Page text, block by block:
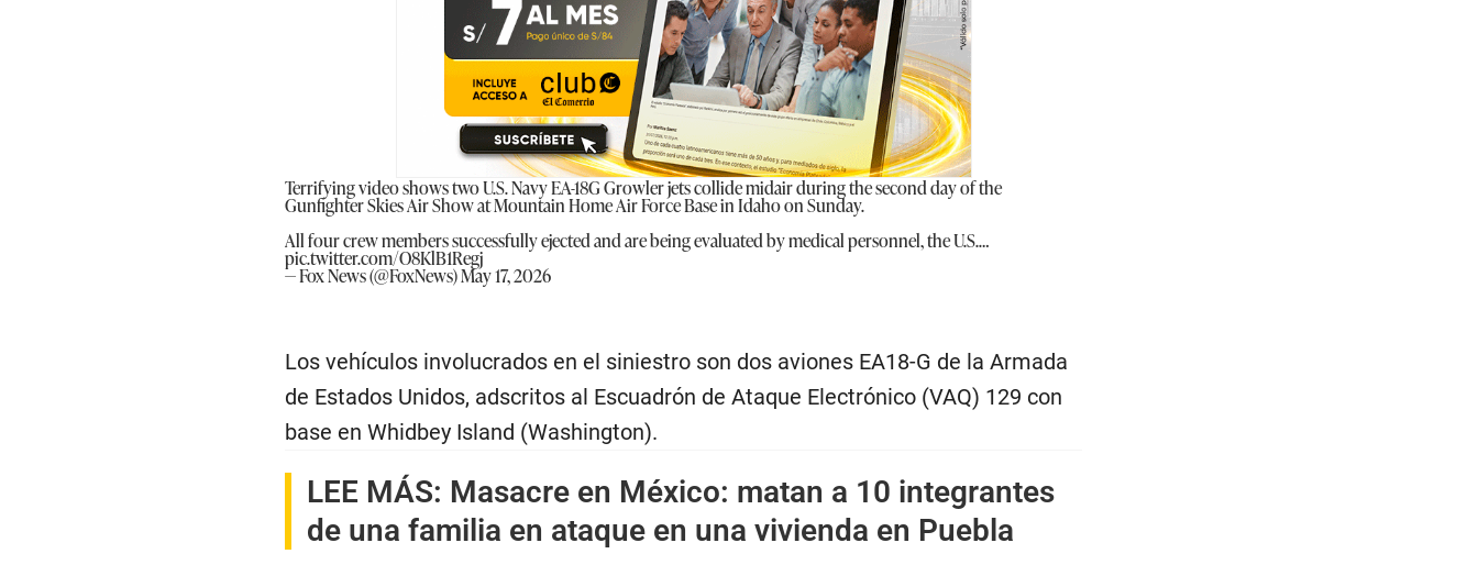
Terrifying video shows two U.S. Navy EA-18G Growler jets collide midair during the second day of the
Gunfighter Skies Air Show at Mountain Home Air Force Base in Idaho on Sunday.
All four crew members successfully ejected and are being evaluated by medical personnel, the U.S.…
pic.twitter.com/O8KlB1Regj
— Fox News (@FoxNews)May 17, 2026
Los vehículos involucrados en el siniestro son dos aviones EA18-G de la Armada
de Estados Unidos, adscritos al Escuadrón de Ataque Electrónico (VAQ) 129 con
base en Whidbey Island (Washington).
LEE MÁS: Masacre en México: matan a 10 integrantes
de una familia en ataque en una vivienda en Puebla